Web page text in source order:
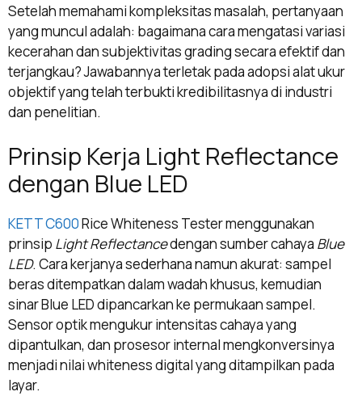
Setelah memahami kompleksitas masalah, pertanyaan
yang muncul adalah: bagaimana cara mengatasi variasi
kecerahan dan subjektivitas grading secara efektif dan
terjangkau? Jawabannya terletak pada adopsi alat ukur
objektif yang telah terbukti kredibilitasnya di industri
dan penelitian.
Prinsip Kerja Light Reflectance
dengan Blue LED
KETT C600Rice Whiteness Tester menggunakan
prinsip Light Reflectancedengan sumber cahaya Blue
LED. Cara kerjanya sederhana namun akurat: sampel
beras ditempatkan dalam wadah khusus, kemudian
sinar Blue LED dipancarkan ke permukaan sampel.
Sensor optik mengukur intensitas cahaya yang
dipantulkan, dan prosesor internal mengkonversinya
menjadi nilai whiteness digital yang ditampilkan pada
layar.